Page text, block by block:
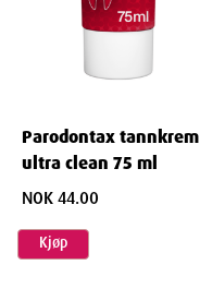
Parodontax tannkrem
ultra clean 75 ml
NOK 44.00
Kjøp